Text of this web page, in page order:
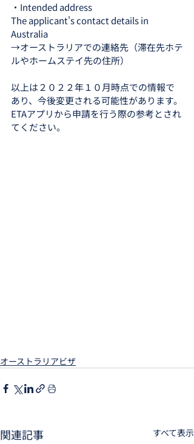
・Intended address
The applicant's contact details in
Australia
→オーストラリアでの連絡先（滞在先ホテ
ルやホームステイ先の住所）
以上は２０２２年１０月時点での情報で
あり、今後変更される可能性があります。
ETAアプリから申請を行う際の参考とされ
てください。
オーストラリアビザ
関連記事 すべて表示